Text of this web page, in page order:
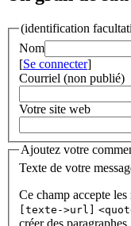
(identification
Nom
[Se connecter]
Courriel (non publié)
Votre site web
Ajoutez votre
Texte de votre
Ce champ accepte
[texte->url]